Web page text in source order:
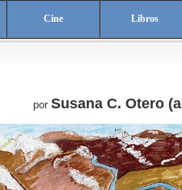
Cine Libros
por Susana C. Otero